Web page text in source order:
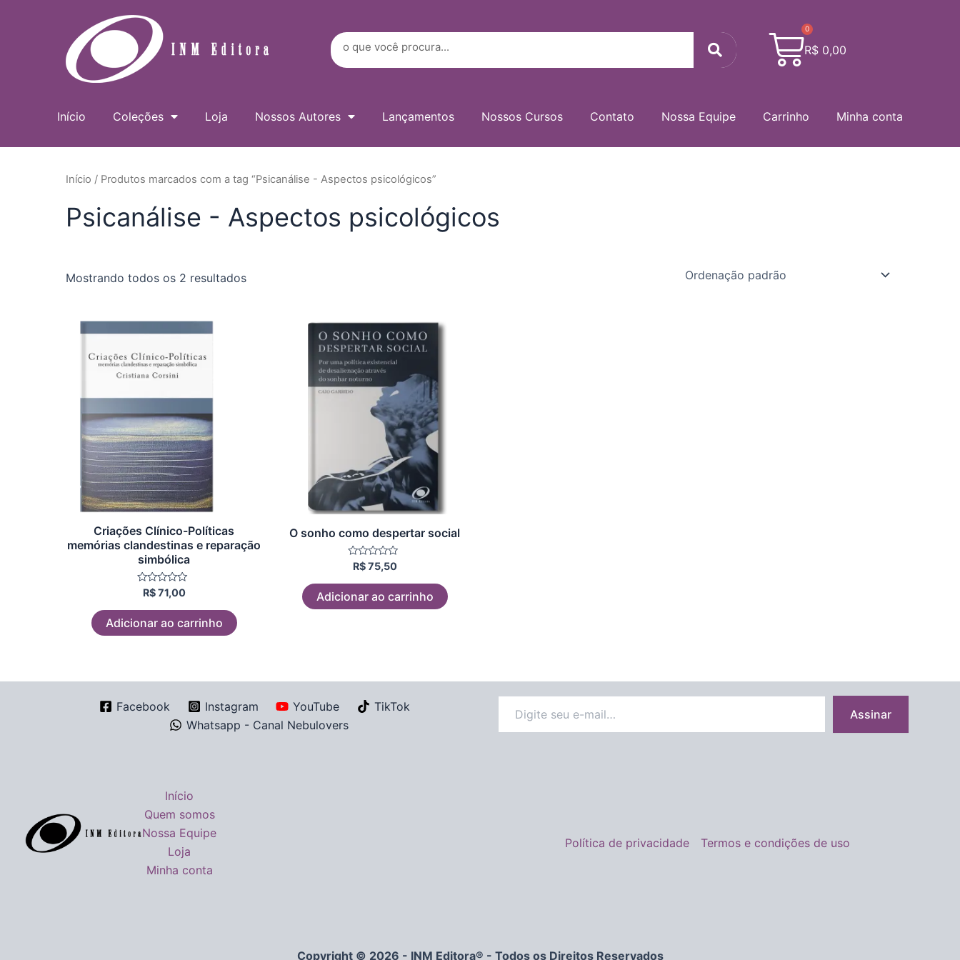
Search Search
R$ 0,00
0
Cart
Início Coleções Loja Nossos Autores Lançamentos Nossos Cursos Contato Nossa Equipe Carrinho Minha conta
Início / Produtos marcados com a tag “Psicanálise - Aspectos psicológicos”
Psicanálise - Aspectos psicológicos
Mostrando todos os 2 resultados
Criações Clínico-Políticas
memórias clandestinas e reparação
simbólica
Avaliação
de
5
R$71,00
Adicionar ao carrinho
O sonho como despertar social
Avaliação
de
5
R$75,50
Adicionar ao carrinho
Facebook Instagram YouTube
TikTok
Whatsapp - Canal Nebulovers
e-
Assinar
Início
Quem somos
Nossa Equipe
Loja
Minha conta
Política de privacidade Termos e condições de uso
Copyright © 2026 - INM Editora® - Todos os Direitos Reservados